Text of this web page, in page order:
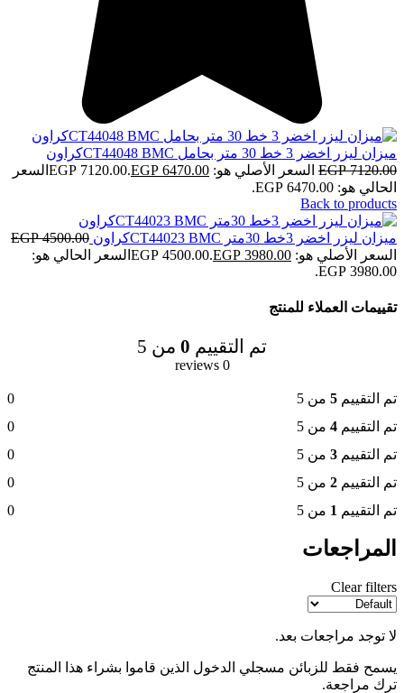
ميزان ليزر اخضر 3 خط 30 متر بحامل CT44048 BMCكراون
EGP7120.00 السعر الأصلي هو: EGP 7120.00. EGP 6470.00
السعر
الحالي هو: EGP 6470.00.
Back to products
ميزان ليزر اخضر 3خط 30متر CT44023 BMCكراون EGP4500.00
السعر الأصلي هو: EGP 4500.00.
EGP 3980.00
السعر الحالي هو:
EGP 3980.00.
تقييمات العملاء للمنتج
تم التقييم 0 من 5
0 reviews
تم التقييم 5 من 5
0
تم التقييم 4 من 5
0
تم التقييم 3 من 5
0
تم التقييم 2 من 5
0
تم التقييم 1 من 5 0
المراجعات
Clear filters
لا توجد مراجعات بعد.
يسمح فقط للزبائن مسجلي الدخول الذين قاموا بشراء هذا المنتج
ترك مراجعة.